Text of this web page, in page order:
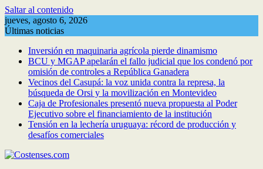
Saltar al contenido
jueves, agosto 6, 2026
Últimas noticias
Inversión en maquinaria agrícola pierde dinamismo
BCU y MGAP apelarán el fallo judicial que los condenó por
omisión de controles a República Ganadera
Vecinos del Casupá: la voz unida contra la represa, la
búsqueda de Orsi y la movilización en Montevideo
Caja de Profesionales presentó nueva propuesta al Poder
Ejecutivo sobre el financiamiento de la institución
Tensión en la lechería uruguaya: récord de producción y
desafíos comerciales